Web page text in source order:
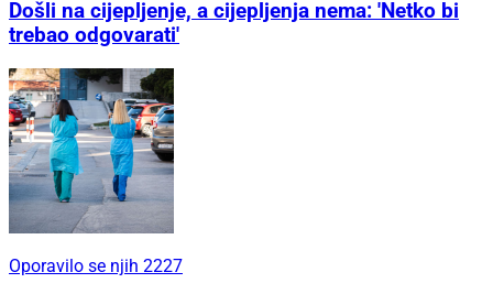
Došli na cijepljenje, a cijepljenja nema: 'Netko bi
trebao odgovarati'
Oporavilo se njih 2227